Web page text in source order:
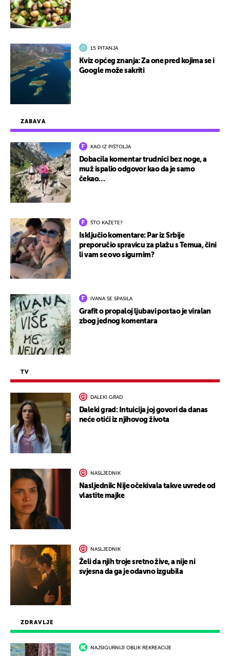
ZDRAVLJE
NAJSIGURNIJI OBLIK REKREACIJE
ZABAVA
KAO IZ PIŠTOLJA
Dobacila komentar trudnici bez noge, a
muž ispalio odgovor kao da je samo
čekao…
ŠTO KAŽETE?
Isključio komentare: Par iz Srbije
preporučio spravicu za plažu s Temua, čini
li vam se ovo sigurnim?
IVANA SE SPASILA
Grafit o propaloj ljubavi postao je viralan
zbog jednog komentara
TV
DALEKI GRAD
Daleki grad: Intuicija joj govori da danas
neće otići iz njihovog života
NASLJEDNIK
Nasljednik: Nije očekivala takve uvrede od
vlastite majke
NASLJEDNIK
Želi da njih troje sretno žive, a nije ni
svjesna da ga je odavno izgubila
15 PITANJA
Kviz općeg znanja: Za one pred kojima se i
Google može sakriti